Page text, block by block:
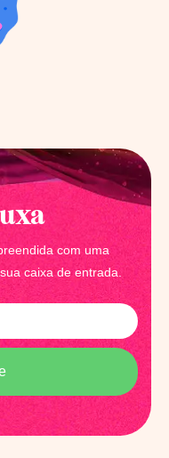
com uma
caixa de entrada.